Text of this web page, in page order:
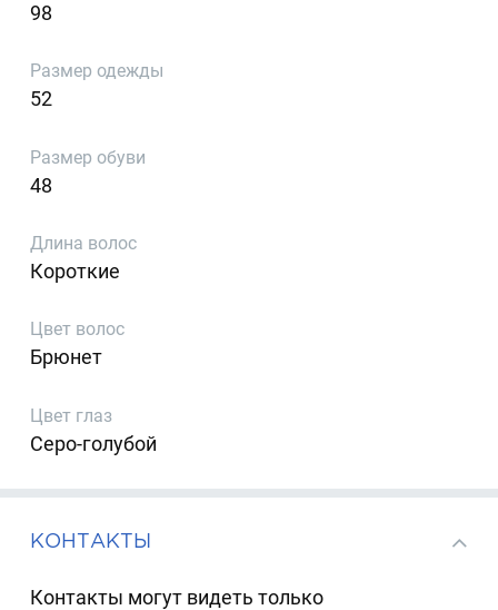
98
Размер одежды
52
Размер обуви
48
Длина волос
Короткие
Цвет волос
Брюнет
Цвет глаз
Серо-голубой
КОНТАКТЫ
Контакты могут видеть только